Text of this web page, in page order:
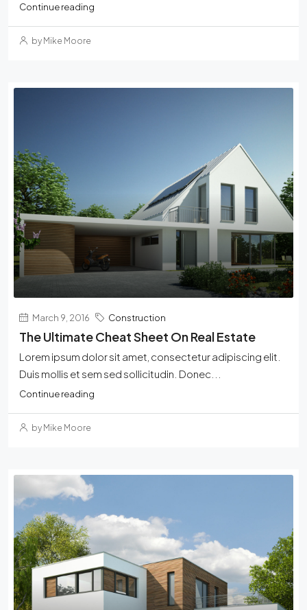
Continue reading
by Mike Moore
March 9, 2016 Construction
The Ultimate Cheat Sheet On Real Estate
Lorem ipsum dolor sit amet, consectetur adipiscing elit.
Duis mollis et sem sed sollicitudin. Donec...
Continue reading
by Mike Moore